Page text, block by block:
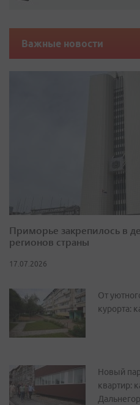
Важные новости
Приморье закрепилось в
регионов страны
17.07.2026
От
курорта:
Новый
квартир: